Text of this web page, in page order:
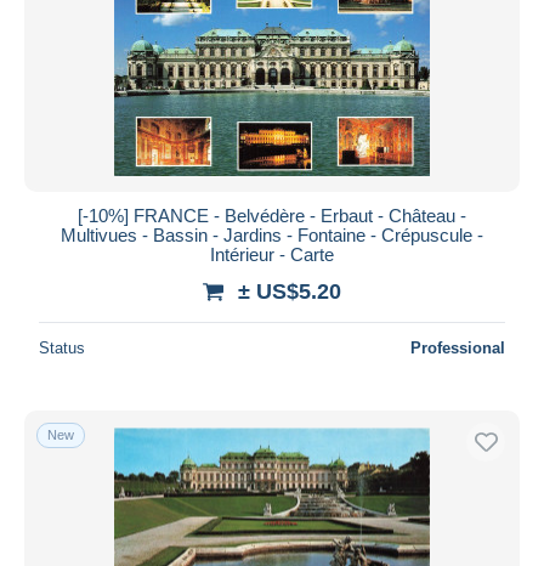
[-10%] FRANCE - Belvédère - Erbaut - Château -
Multivues - Bassin - Jardins - Fontaine - Crépuscule -
Intérieur - Carte
± US$5.20
Status Professional
New